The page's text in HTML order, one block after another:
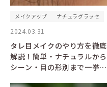
メイクアップ ナチュラグラッセ
2024.03.31
タレ目メイクのやり方を徹底
解説！簡単・ナチュラルから
シーン・目の形別まで一挙紹